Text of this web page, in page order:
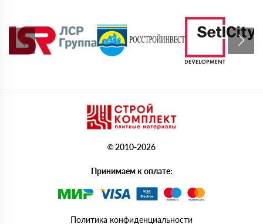
© 2010-2026
Принимаем к оплате:
Политика конфиденциальности